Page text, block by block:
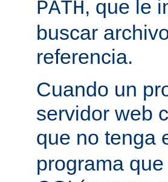
PATH, que le
buscar
referencia.
Cuando un
servidor web
que no tenga
programa